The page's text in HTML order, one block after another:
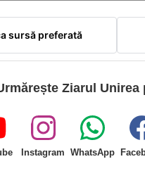
sursă preferată
Ziarul Unirea
Instagram WhatsApp